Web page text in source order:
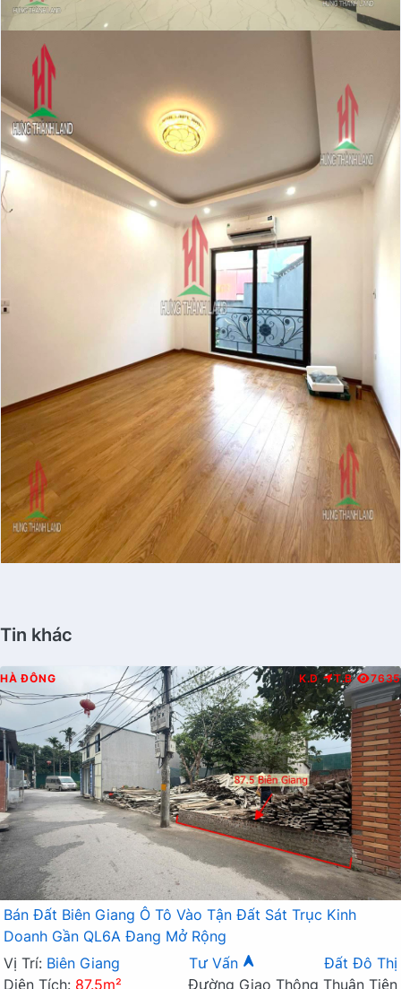
Tin khác
HÀ ĐÔNG K.D T.B 7635
Bán Đất Biên Giang Ô Tô Vào Tận Đất Sát Trục Kinh
Doanh Gần QL6A Đang Mở Rộng
Vị Trí: Biên Giang Tư Vấn
Đất Đô Thị
Diện Tích: 87.5m² Đường Giao Thông Thuận Tiện